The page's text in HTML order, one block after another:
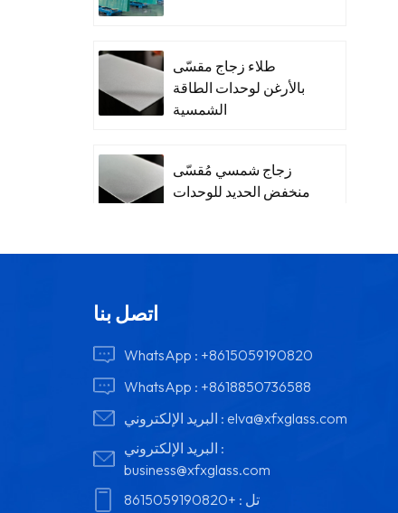
طلاء زجاج مقسّى
بالأرغن لوحدات الطاقة
الشمسية
زجاج شمسي مُقسّى
منخفض الحديد للوحدات
اتصل بنا
WhatsApp : +8615059190820
WhatsApp : +8618850736588
البريد الإلكتروني : elva@xfxglass.com
البريد الإلكتروني :
business@xfxglass.com
تل : +8615059190820